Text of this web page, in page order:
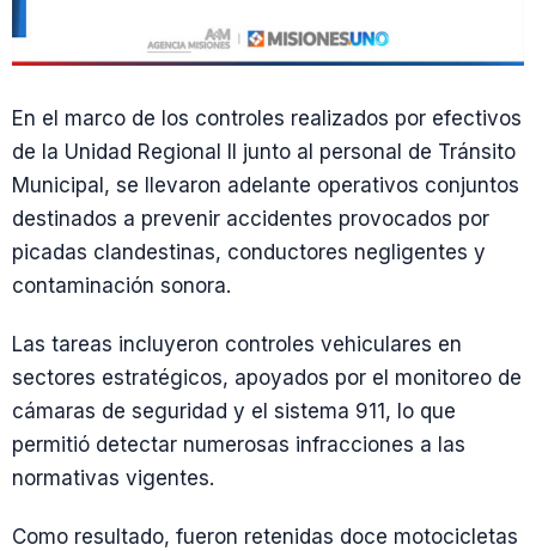
En el marco de los controles realizados por efectivos
de la Unidad Regional II junto al personal de Tránsito
Municipal, se llevaron adelante operativos conjuntos
destinados a prevenir accidentes provocados por
picadas clandestinas, conductores negligentes y
contaminación sonora.
Las tareas incluyeron controles vehiculares en
sectores estratégicos, apoyados por el monitoreo de
cámaras de seguridad y el sistema 911, lo que
permitió detectar numerosas infracciones a las
normativas vigentes.
Como resultado, fueron retenidas doce motocicletas